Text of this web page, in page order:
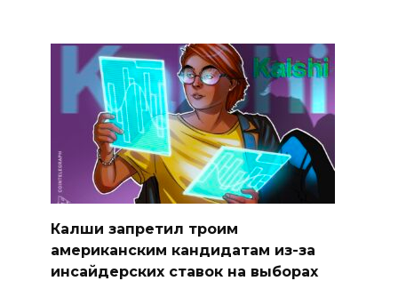
Калши запретил троим
американским кандидатам из-за
инсайдерских ставок на выборах